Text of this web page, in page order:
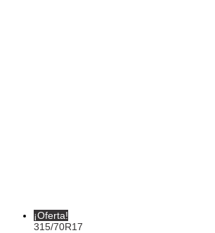
¡Oferta!
315/70R17